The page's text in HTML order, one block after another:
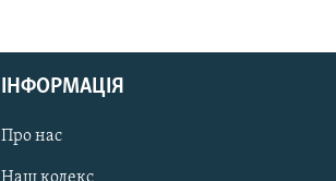
ІНФОРМАЦІЯ
Про нас